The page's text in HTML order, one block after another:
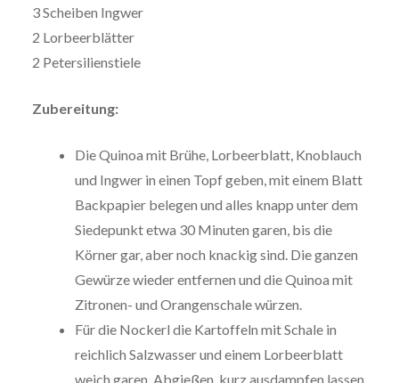
3 Scheiben Ingwer
2 Lorbeerblätter
2 Petersilienstiele
Zubereitung:
Die Quinoa mit Brühe, Lorbeerblatt, Knoblauch
und Ingwer in einen Topf geben, mit einem Blatt
Backpapier belegen und alles knapp unter dem
Siedepunkt etwa 30 Minuten garen, bis die
Körner gar, aber noch knackig sind. Die ganzen
Gewürze wieder entfernen und die Quinoa mit
Zitronen- und Orangenschale würzen.
Für die Nockerl die Kartoffeln mit Schale in
reichlich Salzwasser und einem Lorbeerblatt
weich garen. Abgießen, kurz ausdampfen lassen,